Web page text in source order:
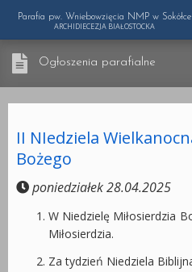
Parafia pw. Wniebowzięcia NMP w Sokółce
ARCHIDIECEZJA BIAŁOSTOCKA
Ogłoszenia parafialne
II NIedziela
Bożego
poniedziałek 28.04.2025
W Niedzielę Miłosierdzia
Miłosierdzia.
Za tydzień Niedziela